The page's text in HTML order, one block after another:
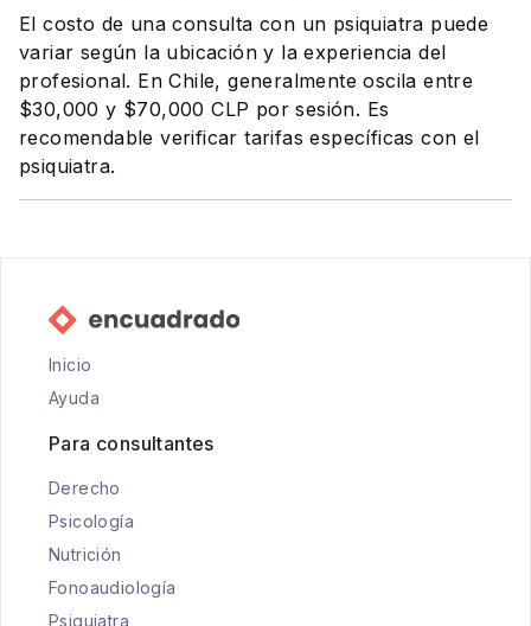
El costo de una consulta con un psiquiatra puede
variar según la ubicación y la experiencia del
profesional. En Chile, generalmente oscila entre
$30,000 y $70,000 CLP por sesión. Es
recomendable verificar tarifas específicas con el
psiquiatra.
Inicio
Ayuda
Para consultantes
Derecho
Psicología
Nutrición
Fonoaudiología
Psiquiatra